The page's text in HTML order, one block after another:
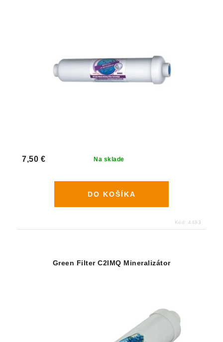
Na sklade
7,50 €
DO KOŠÍKA
Kód: 4483
Green Filter C2IMQ Mineralizátor